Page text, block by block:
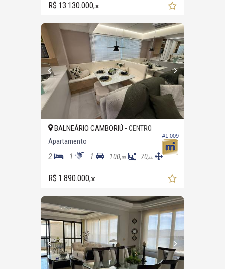
R$ 13.130.000,00
#1.009
BALNEÁRIO CAMBORIÚ - CENTRO
Apartamento
2 1 1 100,00 70,00
R$ 1.890.000,00